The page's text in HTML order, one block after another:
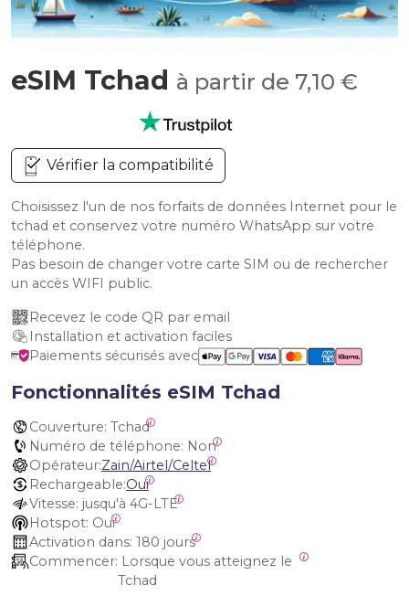
eSIM Tchad à partir de 7,10 €
Vérifier la compatibilité
Choisissez l'un de nos forfaits de données Internet pour le
tchad et conservez votre numéro WhatsApp sur votre
téléphone.
Pas besoin de changer votre carte SIM ou de rechercher
un accès WIFI public.
Recevez le code QR par email
Installation et activation faciles
Paiements sécurisés avec
Fonctionnalités eSIM Tchad
Couverture: Tchad
Numéro de téléphone: Non
Opérateur:Zain/Airtel/Celtel
Rechargeable:Oui
Vitesse: jusqu'à 4G-LTE
Hotspot: Oui
Activation dans: 180 jours
Commencer:
Tchad